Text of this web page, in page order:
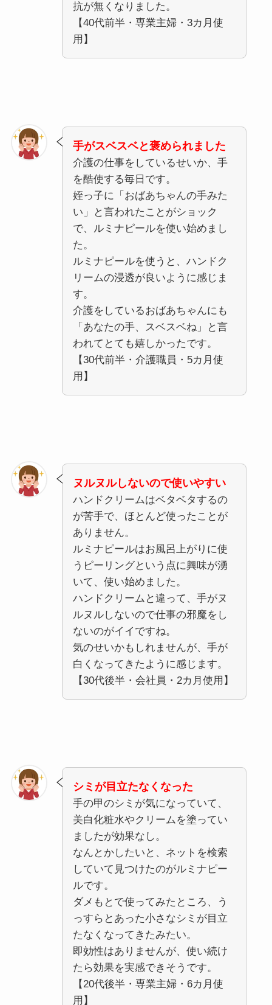
抗が無くなりました。
【40代前半・専業主婦・3カ月使
用】
手がスベスベと褒められました
介護の仕事をしているせいか、手
を酷使する毎日です。
姪っ子に「おばあちゃんの手みた
い」と言われたことがショック
で、ルミナピールを使い始めまし
た。
ルミナピールを使うと、ハンドク
リームの浸透が良いように感じま
す。
介護をしているおばあちゃんにも
「あなたの手、スベスベね」と言
われてとても嬉しかったです。
【30代前半・介護職員・5カ月使
用】
ヌルヌルしないので使いやすい
ハンドクリームはベタベタするの
が苦手で、ほとんど使ったことが
ありません。
ルミナピールはお風呂上がりに使
うピーリングという点に興味が湧
いて、使い始めました。
ハンドクリームと違って、手がヌ
ルヌルしないので仕事の邪魔をし
ないのがイイですね。
気のせいかもしれませんが、手が
白くなってきたように感じます。
【30代後半・会社員・2カ月使用】
シミが目立たなくなった
手の甲のシミが気になっていて、
美白化粧水やクリームを塗ってい
ましたが効果なし。
なんとかしたいと、ネットを検索
していて見つけたのがルミナピー
ルです。
ダメもとで使ってみたところ、う
っすらとあった小さなシミが目立
たなくなってきたみたい。
即効性はありませんが、使い続け
たら効果を実感できそうです。
【20代後半・専業主婦・6カ月使
用】